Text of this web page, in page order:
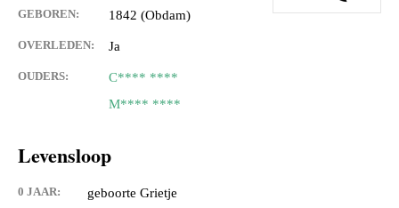
GEBOREN: 1842 (Obdam)
OVERLEDEN: Ja
OUDERS:
C**** ****
M**** ****
Levensloop
0 JAAR: geboorte Grietje